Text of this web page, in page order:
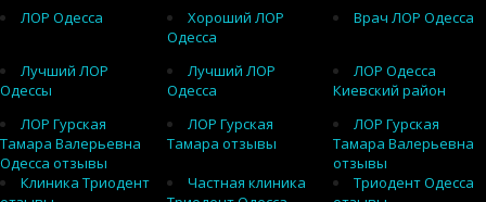
ЛОР Одесса
Хороший ЛОР
Одесса
Врач ЛОР Одесса
Лучший ЛОР
Одессы
Лучший ЛОР
Одесса
ЛОР Одесса
Киевский район
ЛОР Гурская
Тамара Валерьевна
Одесса отзывы
ЛОР Гурская
Тамара отзывы
ЛОР Гурская
Тамара Валерьевна
отзывы
Клиника Триодент
Частная клиника
Триодент Одесса